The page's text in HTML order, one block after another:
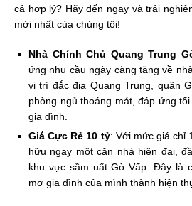
cả hợp lý? Hãy đến ngay và trải
mới nhất của chúng tôi!
Nhà Chính Chủ Quang Trung
ứng nhu cầu ngày càng tăng về
vị trí đắc địa Quang Trung, quận
phòng ngủ thoáng mát, đáp ứng
gia đình.
Giá Cực Rẻ 10 tỷ: Với mức giá chỉ
hữu ngay một căn nhà hiện đại,
khu vực sầm uất Gò Vấp. Đây là
mơ gia đình của mình thành hiện